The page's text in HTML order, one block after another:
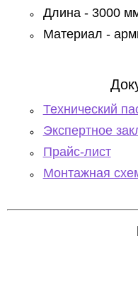
Длина - 3000
Материал -
Технический
Экспертное
Прайс-лист
Монтажная